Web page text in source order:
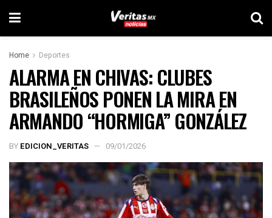
Home Deportes
ALARMA EN CHIVAS: CLUBES
BRASILEÑOS PONEN LA MIRA EN
ARMANDO “HORMIGA” GONZÁLEZ
BY EDICION_VERITAS 09/01/2026